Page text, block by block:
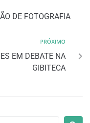
DE FOTOGRAFIA
PRÓXIMO
EM DEBATE NA
GIBITECA